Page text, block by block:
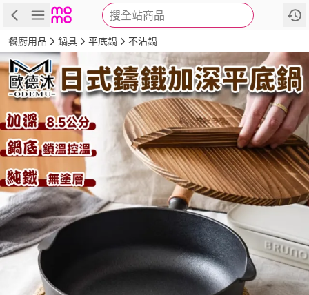
搜全站商品
商品 評價 詳情
餐廚用品 鍋具 平底鍋 不沾鍋